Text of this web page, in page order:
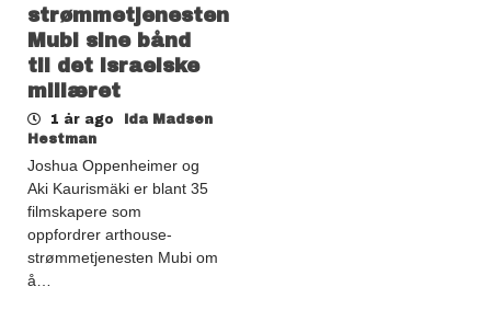
strømmetjenesten
Mubi sine bånd
til det israelske
miliæret
1 år ago
Ida Madsen
Hestman
Joshua Oppenheimer og
Aki Kaurismäki er blant 35
filmskapere som
oppfordrer arthouse-
strømmetjenesten Mubi om
å…